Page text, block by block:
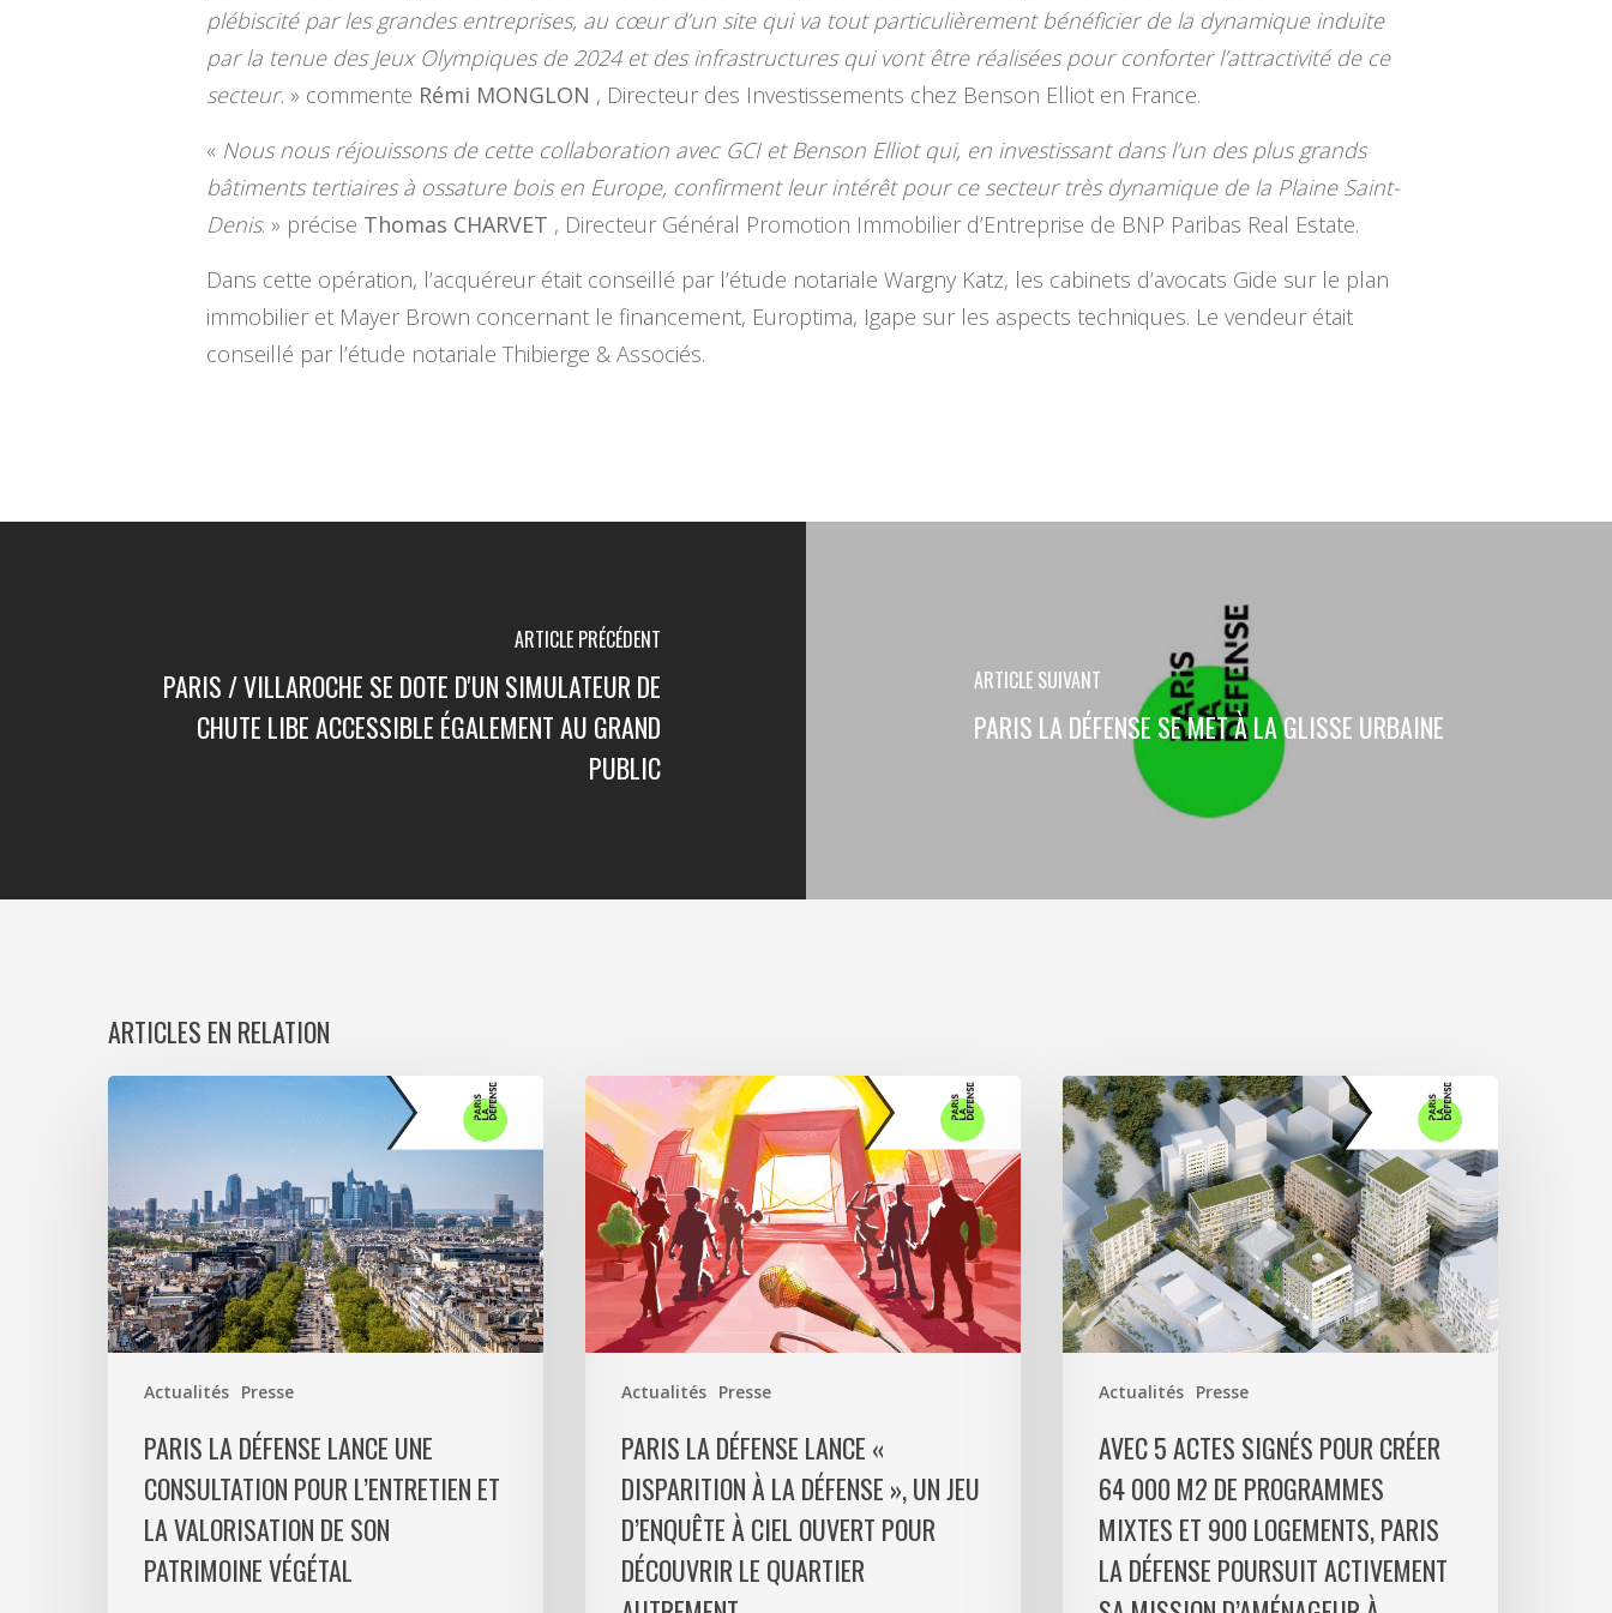
plébiscité par les grandes entreprises, au cœur d’un site qui va tout particulièrement bénéficier de la dynamique induite
par la tenue des Jeux Olympiques de 2024 et des infrastructures qui vont être réalisées pour conforter l’attractivité de ce
secteur. » commente Rémi MONGLON , Directeur des Investissements chez Benson Elliot en France.
« Nous nous réjouissons de cette collaboration avec GCI et Benson Elliot qui, en investissant dans l’un des plus grands
bâtiments tertiaires à ossature bois en Europe, confirment leur intérêt pour ce secteur très dynamique de la Plaine Saint-
Denis. » précise Thomas CHARVET , Directeur Général Promotion Immobilier d’Entreprise de BNP Paribas Real Estate.
Dans cette opération, l’acquéreur était conseillé par l’étude notariale Wargny Katz, les cabinets d’avocats Gide sur le plan
immobilier et Mayer Brown concernant le financement, Europtima, Igape sur les aspects techniques. Le vendeur était
conseillé par l’étude notariale Thibierge & Associés.
ARTICLE PRÉCÉDENT
PARIS / VILLAROCHE SE DOTE D'UN SIMULATEUR DE
CHUTE LIBE ACCESSIBLE ÉGALEMENT AU GRAND
PUBLIC
ARTICLE SUIVANT
PARIS LA DÉFENSE SE MET À LA GLISSE URBAINE
ARTICLES EN RELATION
Actualités Presse
Paris
La
Défense
une
consultation
pour
l’entretien
et
valorisation
patrimoine
végétal
PARIS LA DÉFENSE LANCE UNE
CONSULTATION POUR L’ENTRETIEN ET
LA VALORISATION DE SON
PATRIMOINE VÉGÉTAL
Actualités Presse
Paris
La
Défense
lance
Disparition
à
Défense
d’enquête
ouvert
PARIS LA DÉFENSE LANCE «
DISPARITION À LA DÉFENSE », UN JEU
D’ENQUÊTE À CIEL OUVERT POUR
DÉCOUVRIR LE QUARTIER
Actualités Presse
Avec
5
actes
signés
pour
créer
64
000
m2
programmes
logements,
Paris
AVEC 5 ACTES SIGNÉS POUR CRÉER
64 000 M2 DE PROGRAMMES
MIXTES ET 900 LOGEMENTS, PARIS
LA DÉFENSE POURSUIT ACTIVEMENT